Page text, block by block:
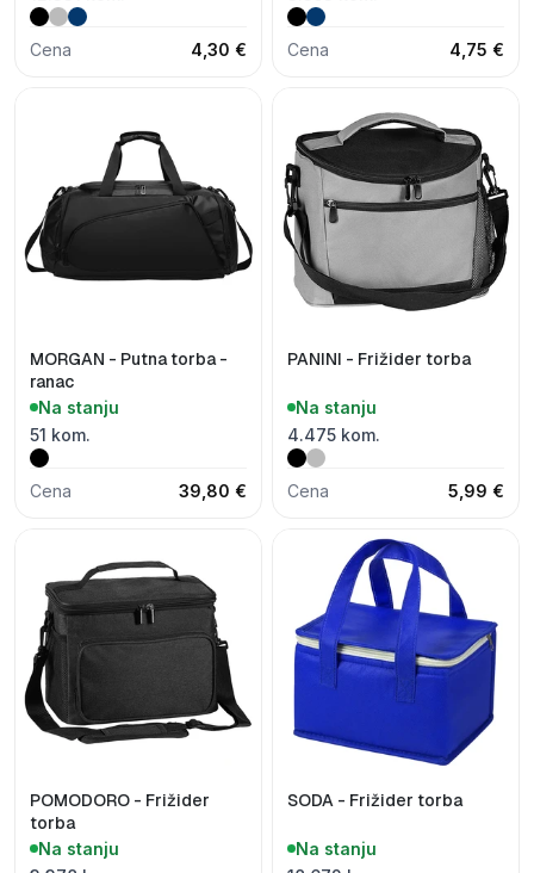
Cena 4,30 € Cena 4,75 €
MORGAN - Putna torba -
ranac
Na stanju
51 kom.
Cena 39,80 €
PANINI - Frižider torba
Na stanju
4.475 kom.
Cena 5,99 €
POMODORO - Frižider
torba
Na stanju
SODA - Frižider torba
Na stanju